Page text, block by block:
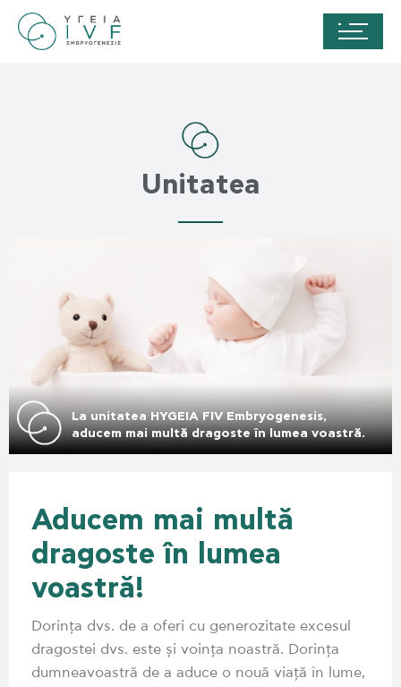
Unitatea
La unitatea HYGEIA FIV Embryogenesis,
aducem mai multă dragoste în lumea voastră.
Aducem mai multă
dragoste în lumea
voastră!
Dorința dvs. de a oferi cu generozitate excesul
dragostei dvs. este și voința noastră. Dorința
dumneavoastră de a aduce o nouă viață în lume,